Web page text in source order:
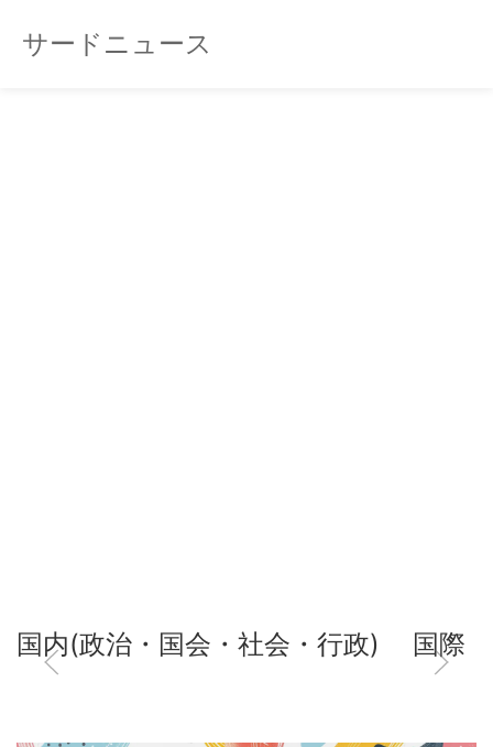
サードニュース
国内(政治・国会・社会・行政) 国際